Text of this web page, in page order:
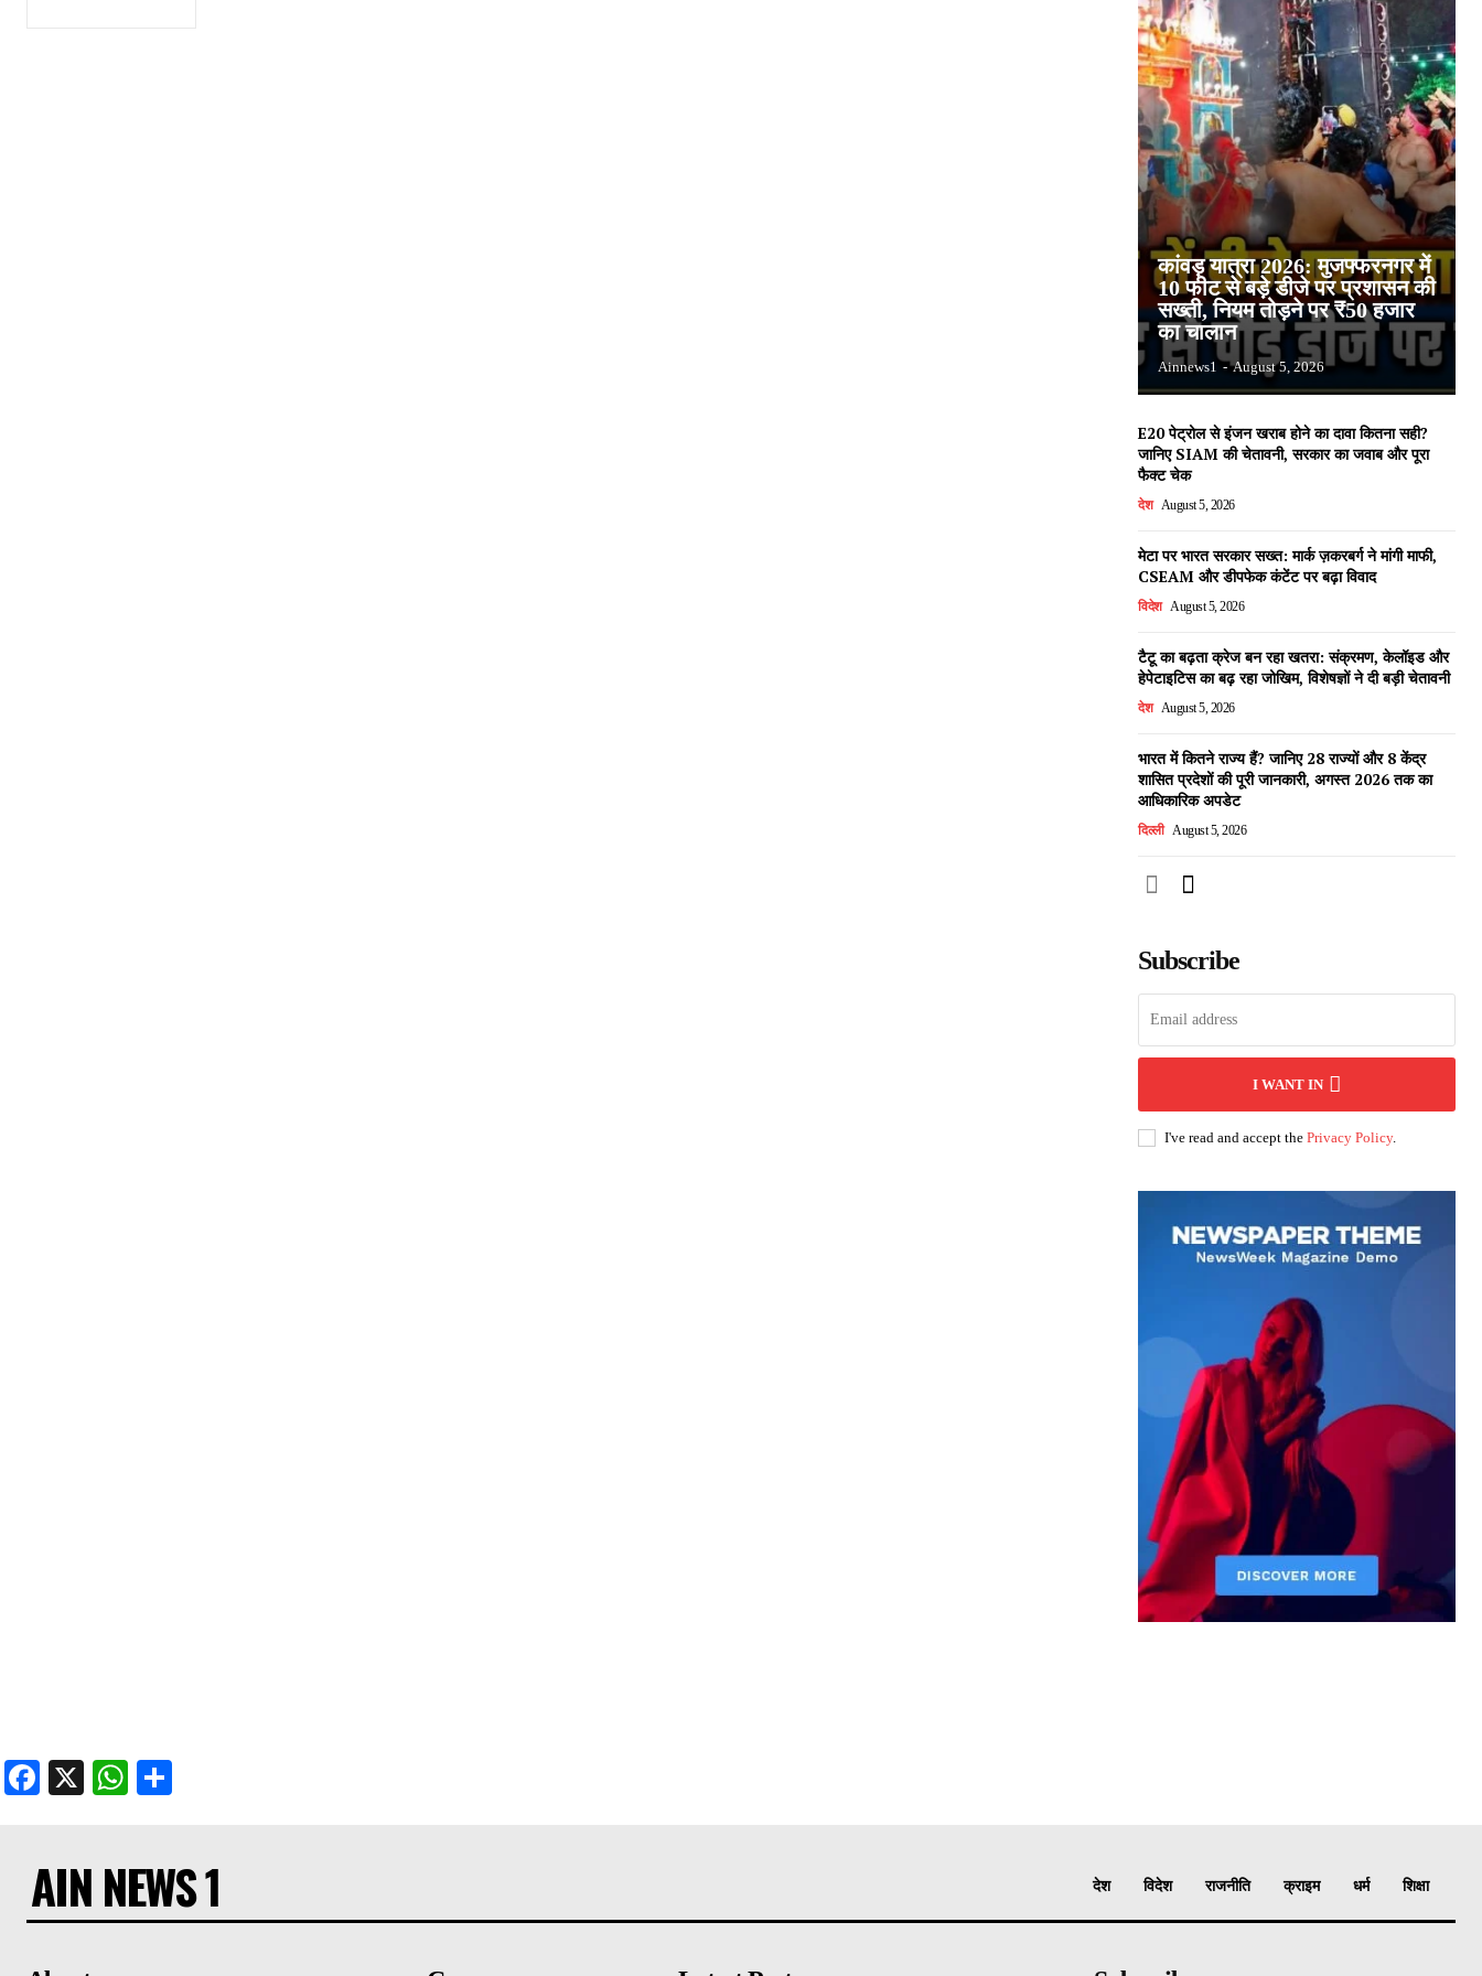
कांवड़ यात्रा 2026: मुजफ्फरनगर में
10 फीट से बड़े डीजे पर प्रशासन की
सख्ती, नियम तोड़ने पर ₹50 हजार
का चालान
Ainnews1 - August 5, 2026
E20 पेट्रोल से इंजन खराब होने का दावा कितना सही?
जानिए SIAM की चेतावनी, सरकार का जवाब और पूरा
फैक्ट चेक
देश August 5, 2026
मेटा पर भारत सरकार सख्त: मार्क ज़करबर्ग ने मांगी माफी,
CSEAM और डीपफेक कंटेंट पर बढ़ा विवाद
विदेश August 5, 2026
टैटू का बढ़ता क्रेज बन रहा खतरा: संक्रमण, केलॉइड और
हेपेटाइटिस का बढ़ रहा जोखिम, विशेषज्ञों ने दी बड़ी चेतावनी
देश August 5, 2026
भारत में कितने राज्य हैं? जानिए 28 राज्यों और 8 केंद्र
शासित प्रदेशों की पूरी जानकारी, अगस्त 2026 तक का
आधिकारिक अपडेट
दिल्ली August 5, 2026
Subscribe
I WANT IN
I've read and accept the Privacy Policy.
Facebook
X WhatsApp
AIN NEWS 1 देश विदेश राजनीति क्राइम धर्म शिक्षा